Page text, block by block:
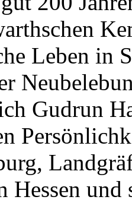
Leben in
Gudrun
und